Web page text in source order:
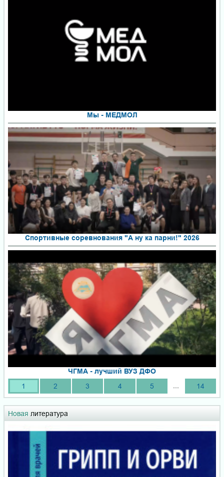
Мы - МЕДМОЛ
Спортивные соревнования "А ну ка парни!" 2026
ЧГМА - лучший ВУЗ ДФО
1
2 3 4 5 14
Новая литература